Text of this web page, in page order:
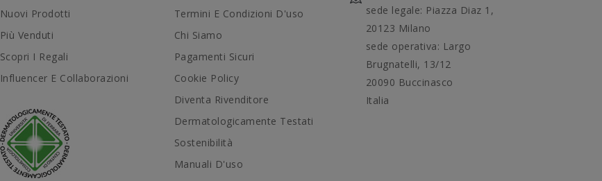
Nuovi Prodotti
Più Venduti
Scopri I Regali
Influencer E Collaborazioni
Termini E Condizioni D'uso
Chi Siamo
Pagamenti Sicuri
Cookie Policy
Diventa Rivenditore
Dermatologicamente Testati
Sostenibilità
Manuali D'uso
sede legale: Piazza Diaz 1,
20123 Milano
sede operativa: Largo
Brugnatelli, 13/12
20090 Buccinasco
Italia